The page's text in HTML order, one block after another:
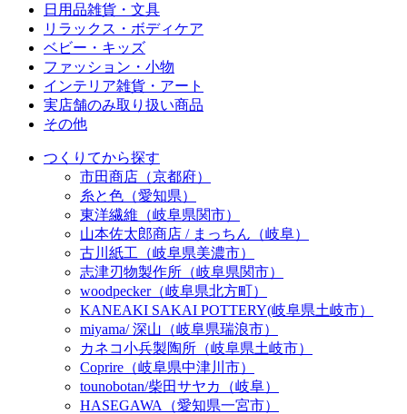
日用品雑貨・文具
リラックス・ボディケア
ベビー・キッズ
ファッション・小物
インテリア雑貨・アート
実店舗のみ取り扱い商品
その他
つくりてから探す
市田商店（京都府）
糸と色（愛知県）
東洋繊維（岐阜県関市）
山本佐太郎商店 / まっちん（岐阜）
古川紙工（岐阜県美濃市）
志津刃物製作所（岐阜県関市）
woodpecker（岐阜県北方町）
KANEAKI SAKAI POTTERY(岐阜県土岐市）
miyama/ 深山（岐阜県瑞浪市）
カネコ小兵製陶所（岐阜県土岐市）
Coprire（岐阜県中津川市）
tounobotan/柴田サヤカ（岐阜）
HASEGAWA（愛知県一宮市）